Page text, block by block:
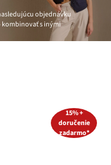
objednávku
kombinovať s inými
15% +
doručenie
zadarmo*